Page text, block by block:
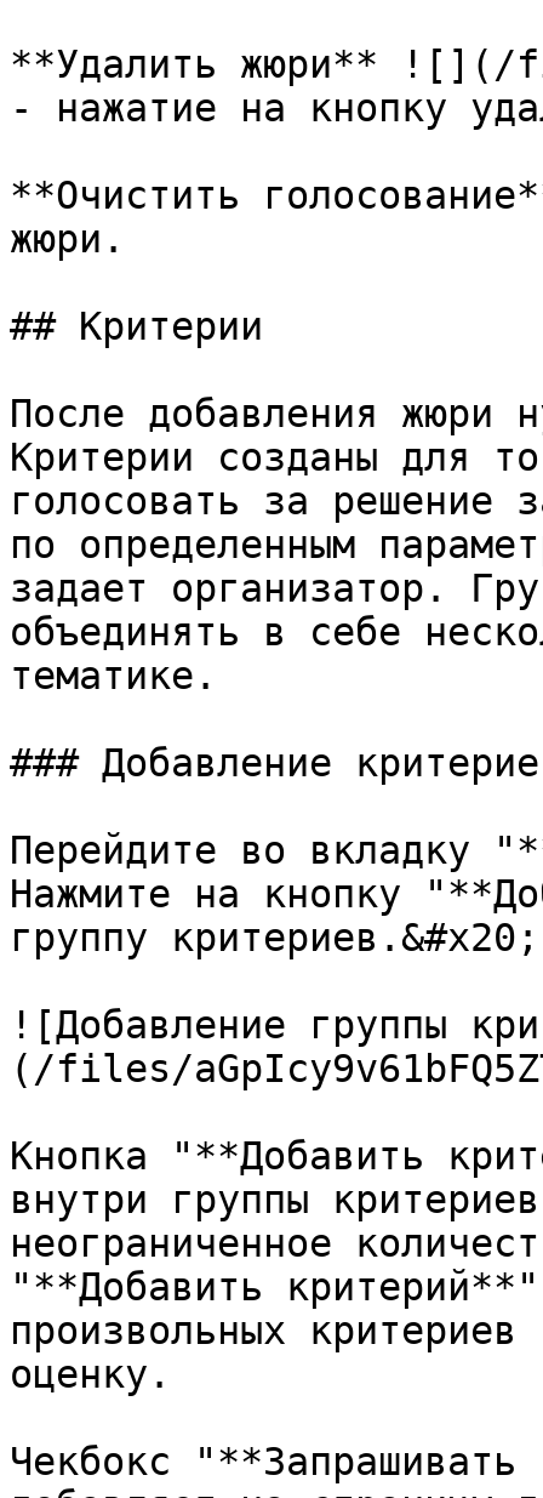
**Удалить жюри** ![](/
- ​нажатие на кнопку
**Очистить
жюри.
## Критерии
После добавления жюри
Критерии созданы для
голосовать за решение
по определенным
задает организатор.
объединять в себе
тематике.
### Добавление
Перейдите во вкладку
Нажмите на кнопку
группу критериев.&#x20;
![Добавление группы
(/files/
Кнопка "**Добавить
внутри группы
неограниченное
"**Добавить
произвольных
оценку.
Чекбокс